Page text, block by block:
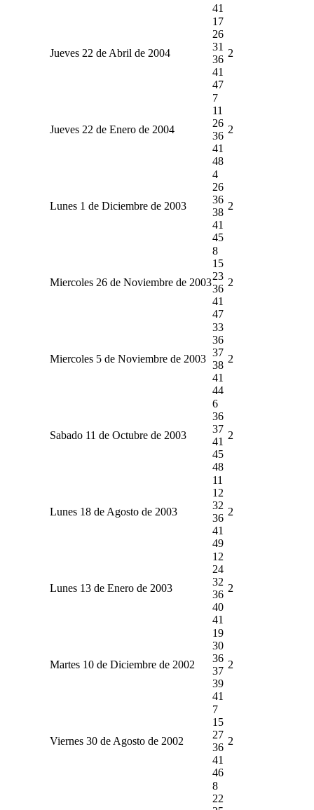
41
Jueves 22 de Abril de 2004
17
26
31
36
41
47
2
Jueves 22 de Enero de 2004
7
11
26
36
41
48
2
Lunes 1 de Diciembre de 2003
4
26
36
38
41
45
2
Miercoles 26 de Noviembre de 2003
8
15
23
36
41
47
2
Miercoles 5 de Noviembre de 2003
33
36
37
38
41
44
2
Sabado 11 de Octubre de 2003
6
36
37
41
45
48
2
Lunes 18 de Agosto de 2003
11
12
32
36
41
49
2
Lunes 13 de Enero de 2003
12
24
32
36
40
41
2
Martes 10 de Diciembre de 2002
19
30
36
37
39
41
2
Viernes 30 de Agosto de 2002
7
15
27
36
41
46
2
8
22